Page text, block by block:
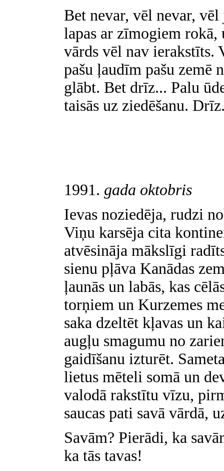
Bet nevar, vēl nevar,
lapas ar zīmogiem rokā,
vārds vēl nav ierakstīts.
pašu ļaudīm pašu zemē
glābt. Bet drīz... Palu
taisās uz ziedēšanu.
1991. gada oktobris
Ievas noziedēja, rudzi
Viņu karsēja cita
atvēsināja mākslīgi
sienu pļāva Kanādas
ļaunās un labās, kas
torņiem un Kurzemes
saka dzeltēt kļavas un
augļu smagumu no
gaidīšanu izturēt.
lietus mēteli somā un
valodā rakstītu vīzu,
saucas pati savā vārdā,
Savām? Pierādi, ka
ka tās tavas!